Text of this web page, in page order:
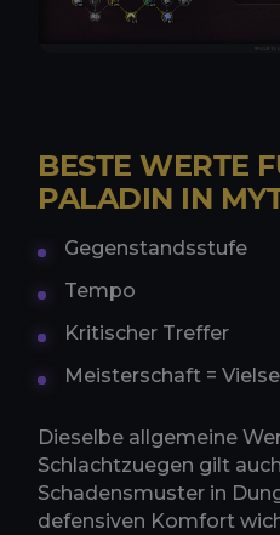
BESTE WERTE
PALADIN IN
Gegenstandsstufe
Tempo
Kritischer Treffer
Meisterschaft =
Dieselbe allgemeine
Schlachtzuegen gilt
Schadensmuster in
defensiven Komfort